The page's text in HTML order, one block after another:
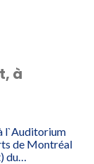
à
l`Auditorium
de Montréal
du…